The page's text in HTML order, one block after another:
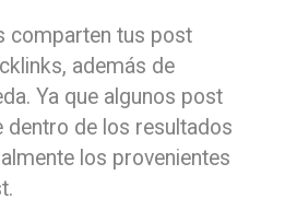
comparten tus post
además de
Ya que algunos post
dentro de los resultados
los provenientes